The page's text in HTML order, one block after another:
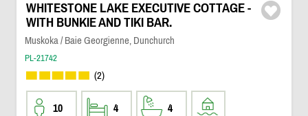
WHITESTONE LAKE EXECUTIVE COTTAGE -
WITH BUNKIE AND TIKI BAR.
Muskoka / Baie Georgienne, Dunchurch
PL-21742
(2)
10 4 4